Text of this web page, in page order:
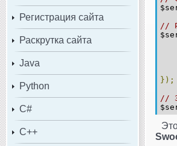
Регистрация сайта
Раскрутка сайта
Java
Python
C#
C++
//
});
//